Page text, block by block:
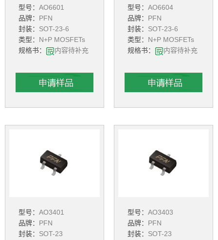
型号： AO6601
品牌： PFN
封装： SOT-23-6
类型： N+P MOSFETs
规格书：
内容待补充
型号： AO6604
品牌： PFN
封装： SOT-23-6
类型： N+P MOSFETs
规格书：
内容待补充
型号： AO3401
品牌： PFN
封装： SOT-23
型号： AO3403
品牌： PFN
封装： SOT-23